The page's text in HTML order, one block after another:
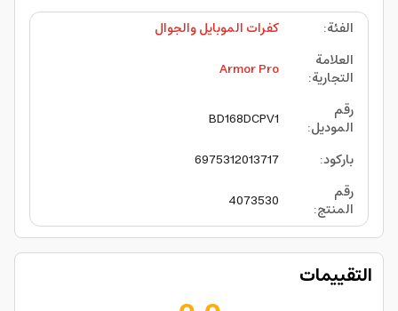
الفئة:
كفرات الموبايل والجوال
العلامة
التجارية:
Armor Pro
رقم
الموديل:
BD168DCPV1
باركود:
6975312013717
رقم
المنتج:
4073530
التقييمات